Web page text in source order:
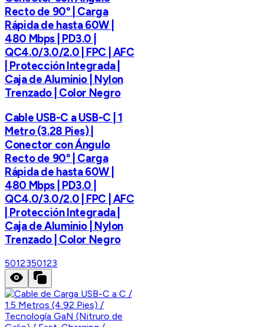
Recto de 90° | Carga
Rápida de hasta 60W |
480 Mbps | PD3.0 |
QC4.0/3.0/2.0 | FPC | AFC
| Protección Integrada |
Caja de Aluminio | Nylon
Trenzado | Color Negro
Cable USB-C a USB-C | 1
Metro (3.28 Pies) |
Conector con Ángulo
Recto de 90° | Carga
Rápida de hasta 60W |
480 Mbps | PD3.0 |
QC4.0/3.0/2.0 | FPC | AFC
| Protección Integrada |
Caja de Aluminio | Nylon
Trenzado | Color Negro
5012350123